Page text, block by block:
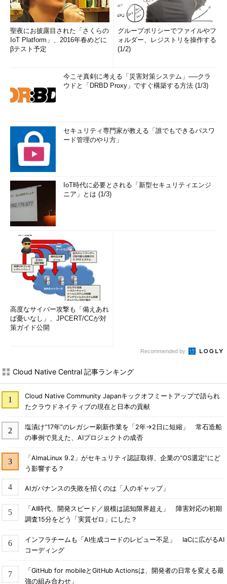
聖夜にお披露目された「さくらの
IoT Platform」、2016年春めどに
βテスト予定
グループポリシーでファイルやフ
ォルダー、レジストリを操作する
(1/2)
今こそ真剣に考える「災害対策システム」──クラ
ウドと「DRBD Proxy」ですぐ構築する方法 (1/3)
セキュリティ専門家が教える「誰でもできるパスワ
ード管理のやり方」
IoT時代に必要とされる「新型セキュリティエンジ
ニア」とは (1/3)
高度なサイバー攻撃も「備えあれ
ば憂いなし」、JPCERT/CCが対
策ガイド公開
Recommended by
Cloud Native Central 記事ランキング
Cloud Native Community Japanキックオフミートアップで語られ
たクラウドネイティブの現在と日本の貢献
塩漬け“17年”のレガシー刷新作業を「2年→2日に短縮」 常石造船
の事例で見えた、AIプロジェクトの成否
「AlmaLinux 9.2」がセキュリティ認証取得、企業の“OS選定”にど
う影響する？
AIガバナンスの失敗を招くのは「人のギャップ」
「AI時代、開発スピード／規模は認知限界超え」 障害対応の初期
調査15分をどう「実質ゼロ」にした？
インフラチームも「AI生成コードのレビュー不足」 IaCに広がるAI
コーディング
「GitHub for mobileとGitHub Actionsは、開発者の日常を変える最
強の組み合わせ」